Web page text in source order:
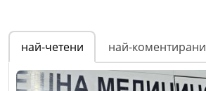
най-четени най-коментирани